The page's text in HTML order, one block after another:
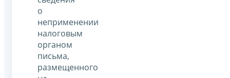
о
неприменении
налоговым
органом
письма,
размещенного